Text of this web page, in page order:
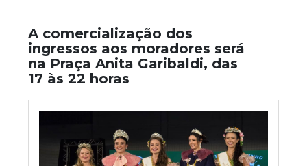
A comercialização dos
ingressos aos moradores será
na Praça Anita Garibaldi, das
17 às 22 horas